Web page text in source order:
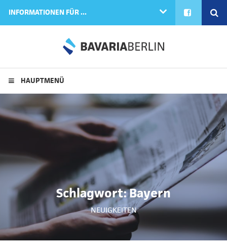
INFORMATIONEN FÜR ... FACEBOOK
HAUPTMENÜ
Schlagwort:Bayern
NEUIGKEITEN